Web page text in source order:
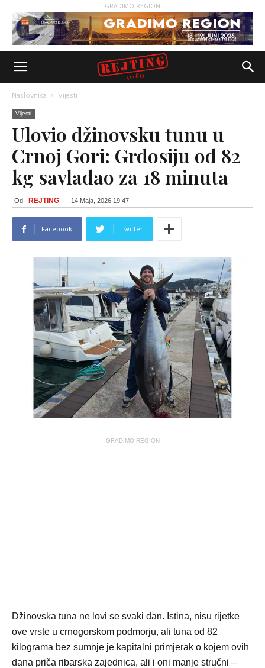
GRADIMO REGION
Naslovnica Vijesti
Vijesti
Ulovio džinovsku tunu u
Crnoj Gori: Grdosiju od 82
kg savladao za 18 minuta
Od REJTING - 14 Maja, 2026 19:47
Facebook Twitter
GRADIMO REGION
Džinovska tuna ne lovi se svaki dan. Istina, nisu rijetke
ove vrste u crnogorskom podmorju, ali tuna od 82
kilograma bez sumnje je kapitalni primjerak o kojem ovih
dana priča ribarska zajednica, ali i oni manje stručni –